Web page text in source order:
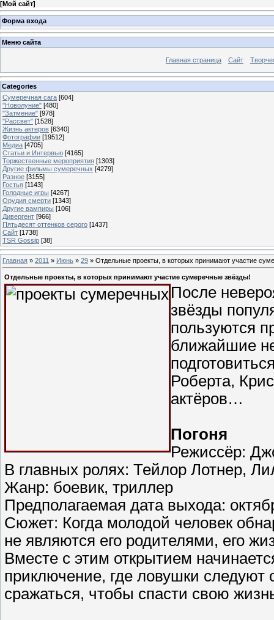
[Мой сайт]
Форма входа
Меню сайта
Главная страница Сайт
Categories
Сумеречная сага [604]
"Новолуние" [480]
"Затмение" [978]
"Рассвет" [1528]
Жизнь актеров [6340]
Фотографии [19512]
Медиа [4705]
Статьи и Интервью [4165]
Торжественные мероприятия [1303]
Другие фильмы сумеречных [4279]
Разное [3155]
Гостья [1143]
Голодные игры [4267]
Орудия смерти [1343]
Другие вампиры [106]
Дивергент [966]
Пятьдесят оттенков серого [1437]
Сайт [1738]
TSR Gossip [38]
Главная » 2011 » Июнь » 29 » Отдельные проекты, в которых принимают участие
Отдельные проекты, в которых принимают участие сумеречные звёзды!
После
звёзды
пользуются
ближайшие
Роберта,
актёров…
Погоня
Режиссёр:
В главных ролях: Тейлор Лотнер,
Жанр: боевик, триллер
Предполагаемая дата выхода:
Сюжет: Когда молодой человек
не являются его родителями, его
Вместе с этим открытием
приключение, где ловушки следуют
сражаться, чтобы спасти свою